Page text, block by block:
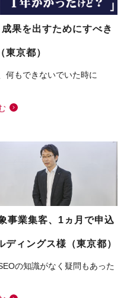
果を出すためにすべき
京都）
何もできないでいた時に
事業集客、1ヵ月で申込
ィングス様（東京都）
の知識がなく疑問もあった